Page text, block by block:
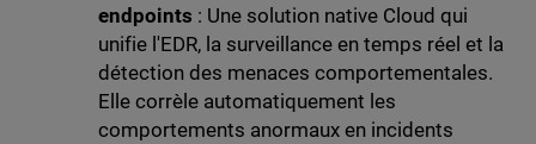
endpoints : Une solution native Cloud qui
unifie l'EDR, la surveillance en temps réel et la
détection des menaces comportementales.
Elle corrèle automatiquement les
comportements anormaux en incidents